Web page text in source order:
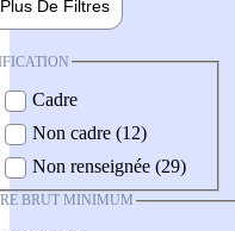
Plus De Filtres
Cadre
Non cadre (12)
Non renseignée (29)
BRUT MINIMUM